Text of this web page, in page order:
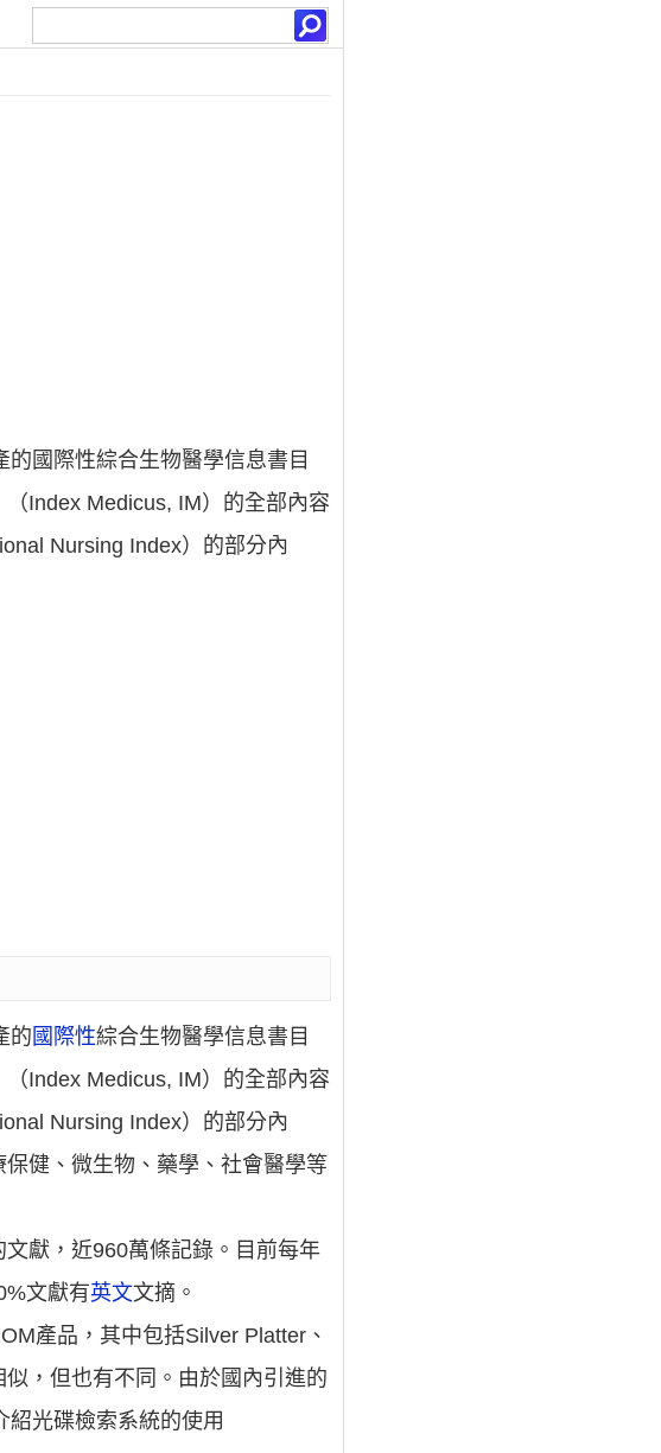
國際性綜合生物醫學信息書目
Index Medicus, IM）的全部內容
Nursing Index）的部分內
的 國際性綜合生物醫學信息書目
（Index Medicus, IM）的全部內容
Nursing Index）的部分內
健、微生物、藥學、社會醫學等
獻，近960萬條記錄。目前每年
文獻有英文文摘。
產品，其中包括Silver Platter、
，但也有不同。由於國內引進的
光碟檢索系統的使用